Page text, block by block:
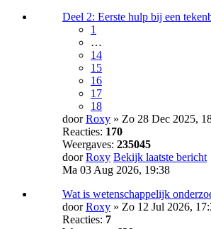
Deel 2: Eerste hulp bij een
1
…
14
15
16
17
18
doorRoxy » Zo 28 Dec 2025,
Reacties: 170
Weergaves: 235045
doorRoxy Bekijk laatste bericht
Ma 03 Aug 2026, 19:38
Wat is wetenschappelijk
doorRoxy » Zo 12 Jul 2026,
Reacties: 7